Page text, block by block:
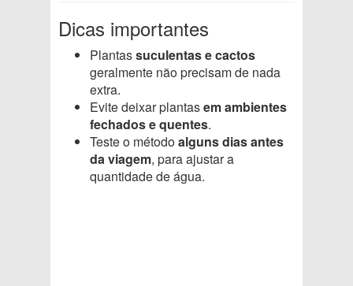
Dicas importantes
Plantassuculentas e cactos
geralmente não precisam de nada
extra.
Evite deixar plantasem ambientes
fechados e quentes.
Teste o métodoalguns dias antes
da viagem, para ajustar a
quantidade de água.